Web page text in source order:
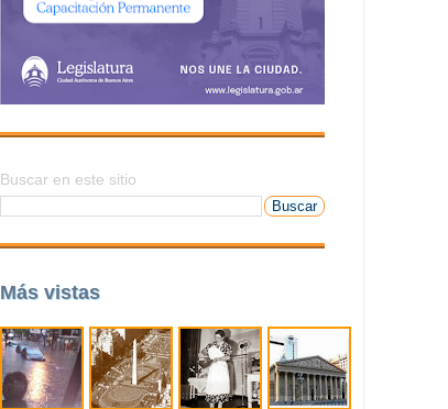
Buscar en este sitio
Más vistas